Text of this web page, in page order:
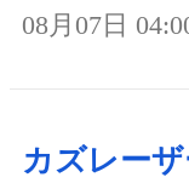
08月07日
カズレー